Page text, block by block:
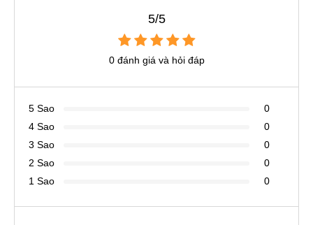
5/5
0 đánh giá và hỏi đáp
5 Sao
0
4 Sao
0
3 Sao
0
2 Sao
0
1 Sao
0